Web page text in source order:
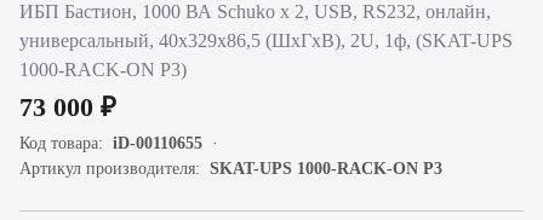
ИБП Бастион, 1000 ВА Schuko х 2, USB, RS232, онлайн,
универсальный, 40х329х86,5 (ШхГхВ), 2U, 1ф, (SKAT-UPS
1000-RACK-ON P3)
73 000 ₽
Код товара: iD-00110655
Артикул производителя: SKAT-UPS 1000-RACK-ON P3